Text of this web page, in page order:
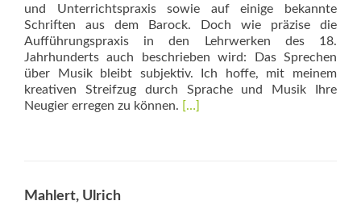
und Unterrichtspraxis sowie auf einige bekannte
Schriften aus dem Barock. Doch wie präzise die
Aufführungspraxis in den Lehrwerken des 18.
Jahrhunderts auch beschrieben wird: Das Sprechen
über Musik bleibt subjektiv. Ich hoffe, mit meinem
kreativen Streifzug durch Sprache und Musik Ihre
Neugier erregen zu können. Read
[…]
Mahlert, Ulrich